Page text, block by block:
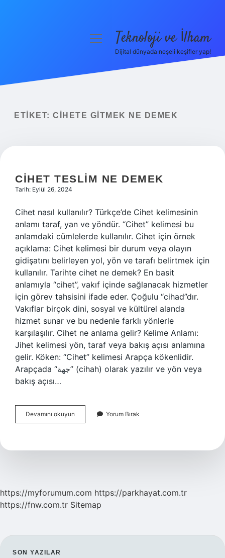
Yasal Uyarı
menüyüTeknoloji ve İlham
Dijital dünyada neşeli keşifler yap!
ETIKET: CIHETE GITMEK NE DEMEK
CIHET TESLIM NE DEMEK
Tarih: Eylül 26, 2024
Cihet nasıl kullanılır? Türkçe’de Cihet kelimesinin
anlamı taraf, yan ve yöndür. “Cihet” kelimesi bu
anlamdaki cümlelerde kullanılır. Cihet için örnek
açıklama: Cihet kelimesi bir durum veya olayın
gidişatını belirleyen yol, yön ve tarafı belirtmek için
kullanılır. Tarihte cihet ne demek? En basit
anlamıyla “cihet”, vakıf içinde sağlanacak hizmetler
için görev tahsisini ifade eder. Çoğulu “cihad”dır.
Vakıflar birçok dini, sosyal ve kültürel alanda
hizmet sunar ve bu nedenle farklı yönlerle
karşılaşılır. Cihet ne anlama gelir? Kelime Anlamı:
Jihet kelimesi yön, taraf veya bakış açısı anlamına
gelir. Köken: “Cihet” kelimesi Arapça kökenlidir.
Arapçada “جهة” (cihah) olarak yazılır ve yön veya
bakış açısı…
Devamını okuyun
Teslim
Yorum Bırak
https://myforumum.com https://parkhayat.com.tr
https://fnw.com.tr Sitemap
SON YAZILAR